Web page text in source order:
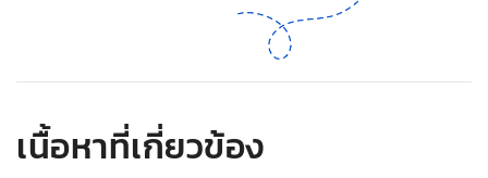
เนื้อหาที่เกี่ยวข้อง